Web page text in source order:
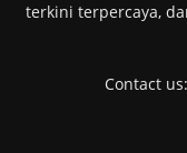
terkini terpercaya,
Contact us: